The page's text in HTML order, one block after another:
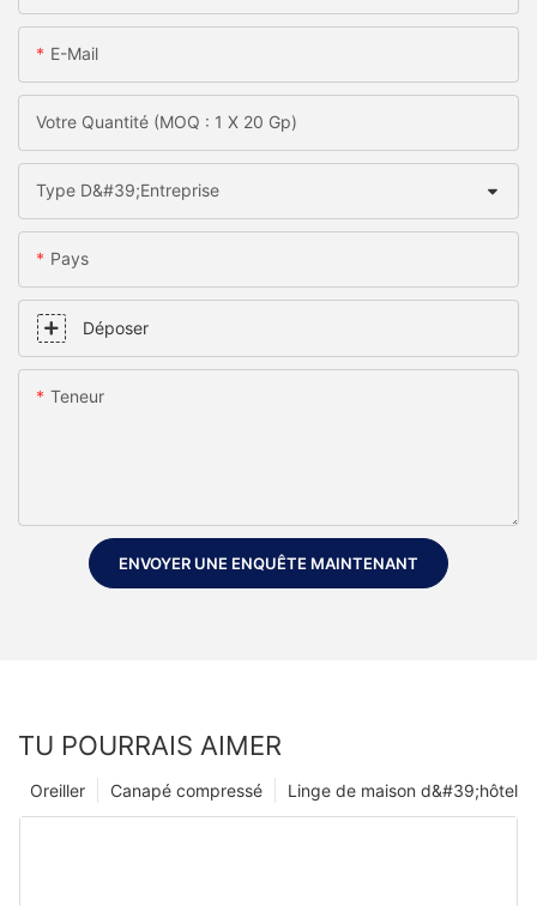
E-Mail
Votre Quantité (MOQ : 1 X 20 Gp)
Type D&#39;entreprise
Pays
Déposer
Teneur
ENVOYER UNE ENQUÊTE MAINTENANT
TU POURRAIS AIMER
Linge de maison d&#39;hôtel
Canapé compressé
Oreiller